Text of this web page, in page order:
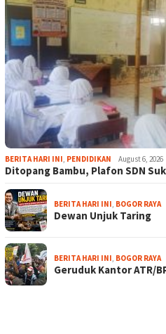
BERITA HARI INI PENDIDIKAN August 6, 2026
Ditopang Bambu, Plafon SDN
BERITA HARI INI BOGOR RAYA
Dewan Unjuk Taring
BERITA HARI INI BOGOR RAYA
Geruduk Kantor ATR/